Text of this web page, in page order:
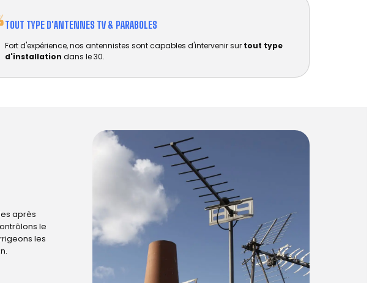
TOUT TYPE D'ANTENNES TV & PARABOLES
Fort d'expérience, nos antennistes sont capables d'intervenir sur tout type
d'installation dans le 30.
après
le
les